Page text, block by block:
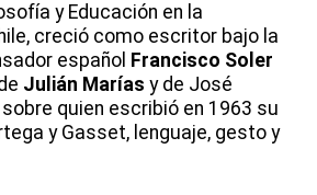
y Educación en la
creció como escritor bajo la
español Francisco Soler
Julián Marías y de José
quien escribió en 1963 su
y Gasset, lenguaje, gesto y